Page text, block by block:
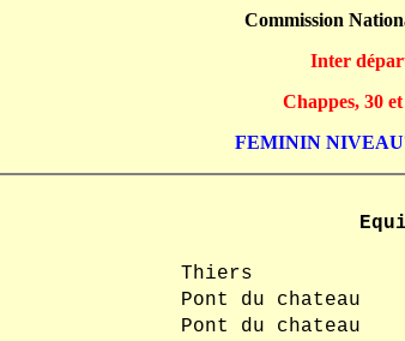
Commission
Inter
Chappes, 30
FEMININ
Thiers
Pont du chateau
Pont du chateau